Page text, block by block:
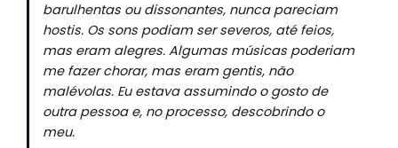
barulhentas ou dissonantes, nunca pareciam
hostis. Os sons podiam ser severos, até feios,
mas eram alegres. Algumas músicas poderiam
me fazer chorar, mas eram gentis, não
malévolas. Eu estava assumindo o gosto de
outra pessoa e, no processo, descobrindo o
meu.